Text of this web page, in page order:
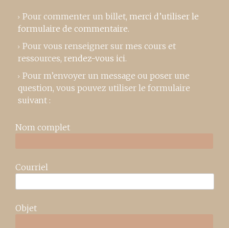
Pour commenter un billet, merci d’utiliser le
formulaire de commentaire.
Pour vous renseigner sur mes cours et
ressources, rendez-vous ici.
Pour m’envoyer un message ou poser une
question, vous pouvez utiliser le formulaire
suivant :
Nom complet
Courriel
Objet